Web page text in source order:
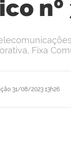
31/08/2023 13h26
Fixa